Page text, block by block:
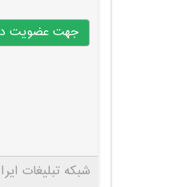
جهت عضویت
شبکه تبلیغات